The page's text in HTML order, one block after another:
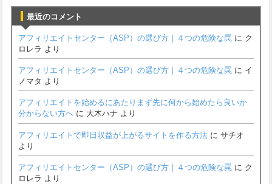
最近のコメント
アフィリエイトセンター（ASP）の選び方｜４つの危険な罠 に ク
ロレラ より
アフィリエイトセンター（ASP）の選び方｜４つの危険な罠に イ
ノマタ より
アフィリエイトを始めるにあたりまず先に何から始めたら良いか
分からない方へに 大木ハナ より
アフィリエイトで即日収益が上がるサイトを作る方法に サチオ
より
アフィリエイトセンター（ASP）の選び方｜４つの危険な罠に ク
ロレラ より